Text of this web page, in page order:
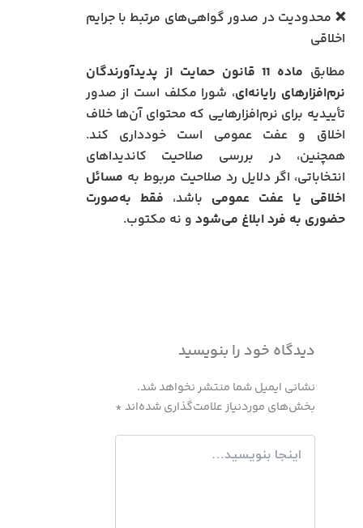
❌ محدودیت در صدور گواهی‌های مرتبط با جرایم
اخلاقی
مطابق
ماده 11 قانون حمایت از پدیدآورندگان
نرم‌افزارهای رایانه‌ای، شورا مکلف است از صدور
تأییدیه برای نرم‌افزارهایی که محتوای آن‌ها خلاف
اخلاق و عفت عمومی است خودداری کند.
همچنین، در بررسی صلاحیت کاندیداهای
انتخاباتی، اگر دلایل رد صلاحیت مربوط به مسائل
اخلاقی یا عفت عمومی باشد، فقط به‌صورت
حضوری به فرد ابلاغ می‌شود و نه مکتوب.
دیدگاه‌ خود را بنویسید
نشانی ایمیل شما منتشر نخواهد شد.
بخش‌های موردنیاز علامت‌گذاری شده‌اند *
اینجا
بنویسید…